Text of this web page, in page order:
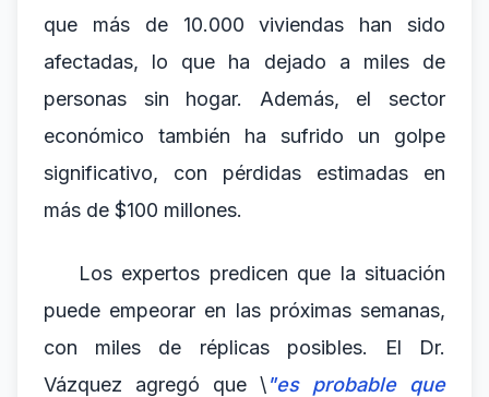
que más de 10.000 viviendas han sido
afectadas, lo que ha dejado a miles de
personas sin hogar. Además, el sector
económico también ha sufrido un golpe
significativo, con pérdidas estimadas en
más de $100 millones.
Los expertos predicen que la situación
puede empeorar en las próximas semanas,
con miles de réplicas posibles. El Dr.
Vázquez agregó que \"es probable que